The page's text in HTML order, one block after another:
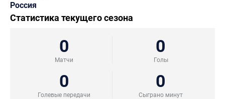
Россия
Статистика текущего сезона
0
Матчи
0
Голы
0
Голевые передачи
0
Сыграно минут